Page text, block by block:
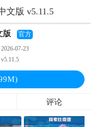
文版 v5.11.5
版 官方
2026-07-23
v5.11.5
评论